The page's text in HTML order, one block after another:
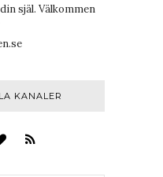
själ. Välkommen
KANALER